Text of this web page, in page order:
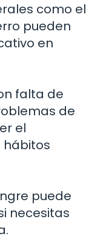
como el
pueden
en
falta de
de
el
hábitos
puede
necesitas